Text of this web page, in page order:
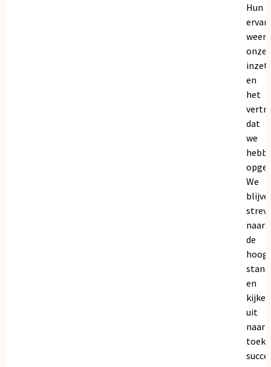
Hun
onze
inzet
en
het
dat
we
We
naar
de
en
kijken
uit
naar